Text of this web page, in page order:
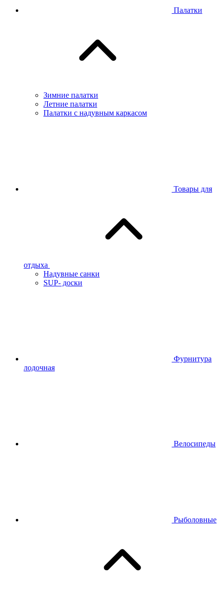
Палатки
Зимние палатки
Летние палатки
Палатки с надувным каркасом
Товары для
отдыха
Надувные санки
SUP- доски
Фурнитура
лодочная
Велосипеды
Рыболовные